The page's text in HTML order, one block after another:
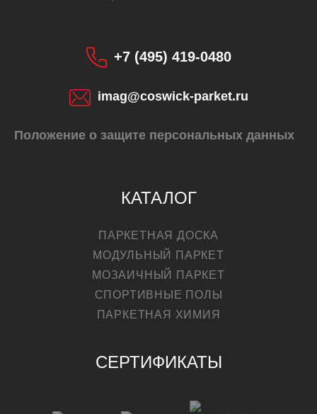
+7 (495) 419-0480
imag@coswick-parket.ru
Положение о защите персональных данных
КАТАЛОГ
ПАРКЕТНАЯ ДОСКА
МОДУЛЬНЫЙ ПАРКЕТ
МОЗАИЧНЫЙ ПАРКЕТ
СПОРТИВНЫЕ ПОЛЫ
ПАРКЕТНАЯ ХИМИЯ
СЕРТИФИКАТЫ